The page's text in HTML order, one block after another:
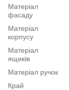
Матеріал
фасаду
Матеріал
корпусу
Матеріал
ящиків
Матеріал ручок
Край